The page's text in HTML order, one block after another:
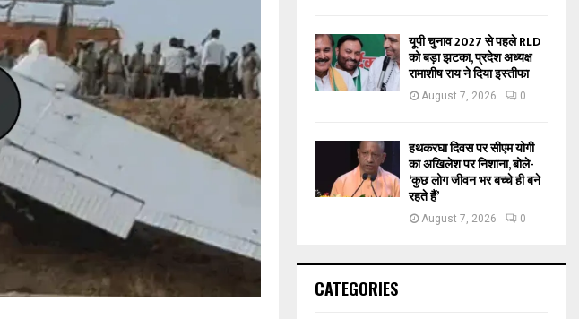
यूपी चुनाव 2027 से पहले RLD
को बड़ा झटका, प्रदेश अध्यक्ष
रामाशीष राय ने दिया इस्तीफा
August 7, 2026 0
हथकरघा दिवस पर सीएम योगी
का अखिलेश पर निशाना, बोले-
‘कुछ लोग जीवन भर बच्चे ही बने
रहते हैं’
August 7, 2026 0
CATEGORIES